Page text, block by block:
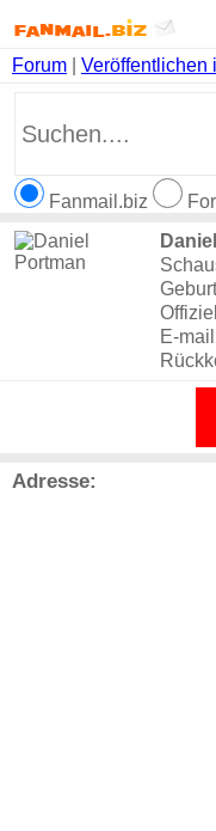
Forum Veröffentlichen
Fanmail.biz
E-
Adresse: